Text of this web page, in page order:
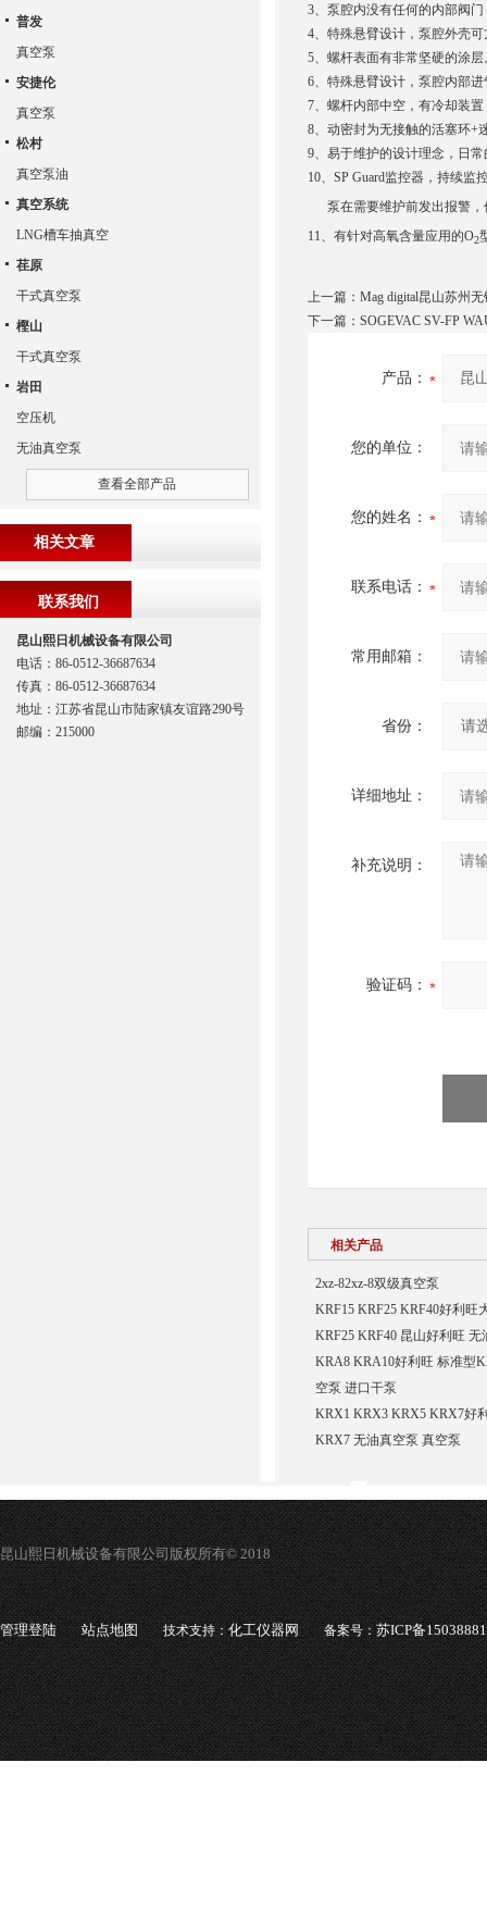
3、泵腔内没有任何的内部阀
4、特殊悬臂设计，泵腔外壳
5、螺杆表面有非常坚硬的涂层
6、特殊悬臂设计，泵腔内部
7、螺杆内部中空，有冷却装
8、动密封为无接触的活塞环+
9、易于维护的设计理念，日
10、SP Guard监控器，持续
泵在需要维护前发出报警，
11、有针对高氧含量应用的O2
上一篇： Mag digital昆山苏州
下一篇： SOGEVAC SV-FP
产品：
您的单位：
您的姓名：
联系电话：
常用邮箱：
省份：
详细地址：
补充说明：
验证码：
相关产品
2xz-82xz-8双级真空泵
KRF15 KRF25 KRF40好利旺
KRF25 KRF40 昆山好利旺 无
KRA8 KRA10好利旺 标准型
空泵 进口干泵
KRX1 KRX3 KRX5 KRX7好
KRX7 无油真空泵 真空泵
普发
真空泵
安捷伦
真空泵
松村
真空泵油
真空系统
LNG槽车抽真空
荏原
干式真空泵
樫山
干式真空泵
岩田
空压机
无油真空泵
查看全部产品
相关文章
联系我们
昆山熙日机械设备有限公司
电话：86-0512-36687634
传真：86-0512-36687634
地址：江苏省昆山市陆家镇友谊路290号
邮编：215000
昆山熙日机械设备有限公司版权所有© 2018
管理登陆 站点地图 技术支持：化工仪器网 备案号：苏ICP备